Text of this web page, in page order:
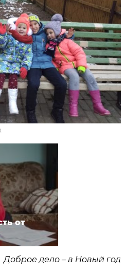
от
Доброе дело – в Новый год